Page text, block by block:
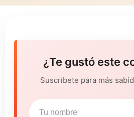
¿Te gustó este
Suscríbete para más